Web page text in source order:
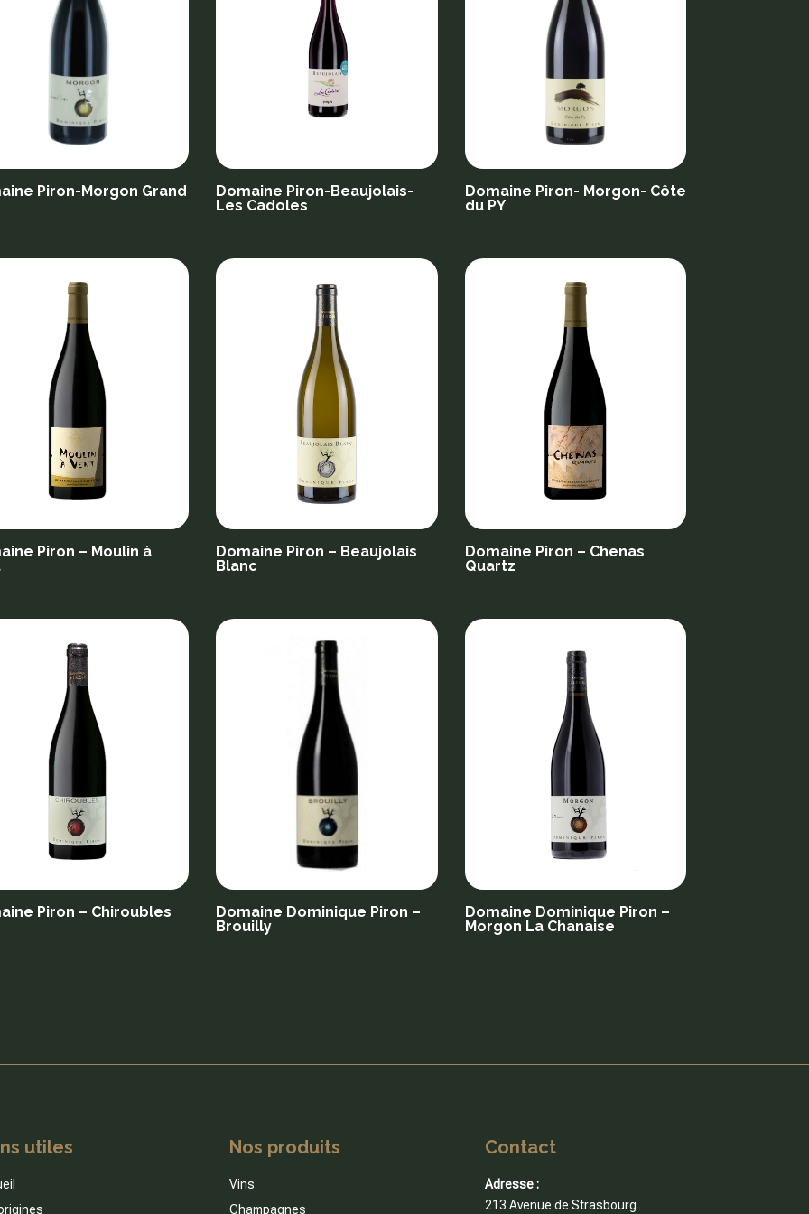
Piron-Morgon Grand
Domaine Piron-Beaujolais-
Les Cadoles
Domaine Piron- Morgon- Côte
du PY
Piron – Moulin à
Domaine Piron – Beaujolais
Blanc
Domaine Piron – Chenas
Quartz
Piron – Chiroubles
Domaine Dominique Piron –
Brouilly
Domaine Dominique Piron –
Morgon La Chanaise
utiles Nos produits
Vins
Champagnes
Contact
Adresse :
213 Avenue de Strasbourg